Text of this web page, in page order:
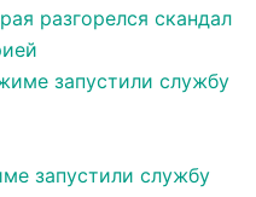
разгорелся скандал
запустили службу